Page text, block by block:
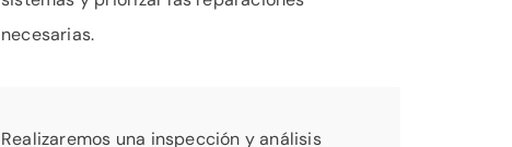
necesarias.
Realizaremos una inspección y análisis